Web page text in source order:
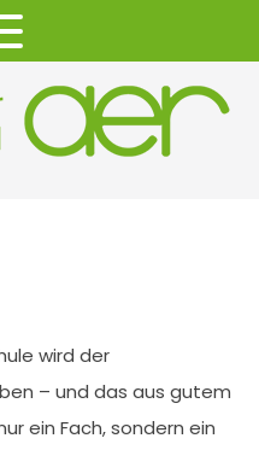
wird der
– und das aus gutem
ein Fach, sondern ein